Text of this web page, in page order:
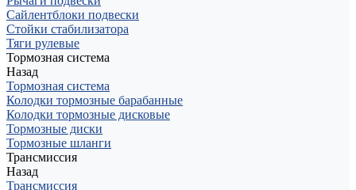
Сайлентблоки подвески
Стойки стабилизатора
Тяги рулевые
Тормозная система
Назад
Тормозная система
Колодки тормозные барабанные
Колодки тормозные дисковые
Тормозные диски
Тормозные шланги
Трансмиссия
Назад
Трансмиссия